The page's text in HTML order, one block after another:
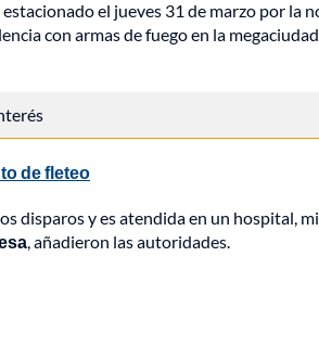
el jueves 31 de marzo por la
con armas de fuego en la megaciudad
de fleteo
disparos y es atendida en un hospital,
, añadieron las autoridades.